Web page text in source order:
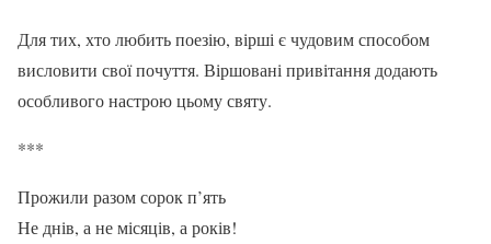
Для тих, хто любить поезію, вірші є чудовим способом
висловити свої почуття. Віршовані привітання додають
особливого настрою цьому святу.
***
Прожили разом сорок п’ять
Не днів, а не місяців, а років!